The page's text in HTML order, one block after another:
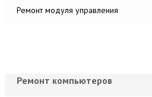
Ремонт модуля управления
Ремонт компьютеров